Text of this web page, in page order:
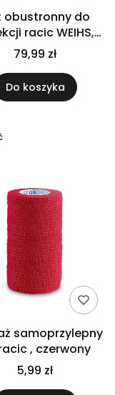
obustronny do
racic WEIHS,
WI-DCR-12001
79,99 zł
Do koszyka
samoprzylepny
, czerwony
5,99 zł